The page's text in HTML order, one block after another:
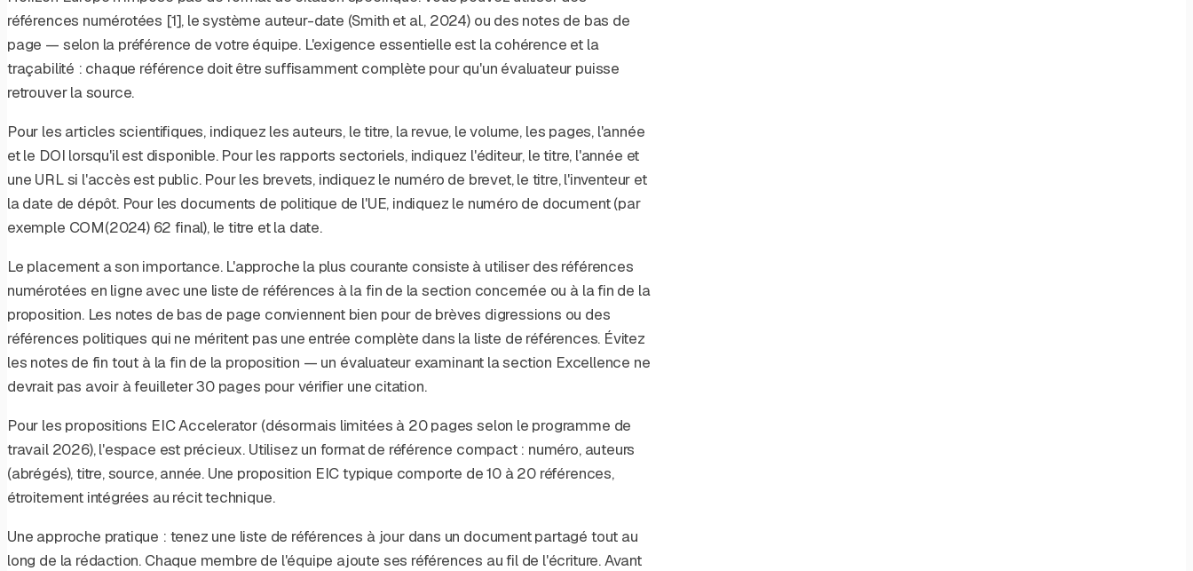
références numérotées [1], le système auteur-date (Smith et al., 2024) ou des notes de bas de
page — selon la préférence de votre équipe. L'exigence essentielle est la cohérence et la
traçabilité : chaque référence doit être suffisamment complète pour qu'un évaluateur puisse
retrouver la source.
Pour les articles scientifiques, indiquez les auteurs, le titre, la revue, le volume, les pages, l'année
et le DOI lorsqu'il est disponible. Pour les rapports sectoriels, indiquez l'éditeur, le titre, l'année et
une URL si l'accès est public. Pour les brevets, indiquez le numéro de brevet, le titre, l'inventeur et
la date de dépôt. Pour les documents de politique de l'UE, indiquez le numéro de document (par
exemple COM(2024) 62 final), le titre et la date.
Le placement a son importance. L'approche la plus courante consiste à utiliser des références
numérotées en ligne avec une liste de références à la fin de la section concernée ou à la fin de la
proposition. Les notes de bas de page conviennent bien pour de brèves digressions ou des
références politiques qui ne méritent pas une entrée complète dans la liste de références. Évitez
les notes de fin tout à la fin de la proposition — un évaluateur examinant la section Excellence ne
devrait pas avoir à feuilleter 30 pages pour vérifier une citation.
Pour les propositions EIC Accelerator (désormais limitées à 20 pages selon le programme de
travail 2026), l'espace est précieux. Utilisez un format de référence compact : numéro, auteurs
(abrégés), titre, source, année. Une proposition EIC typique comporte de 10 à 20 références,
étroitement intégrées au récit technique.
Une approche pratique : tenez une liste de références à jour dans un document partagé tout au
long de la rédaction. Chaque membre de l'équipe ajoute ses références au fil de l'écriture. Avant